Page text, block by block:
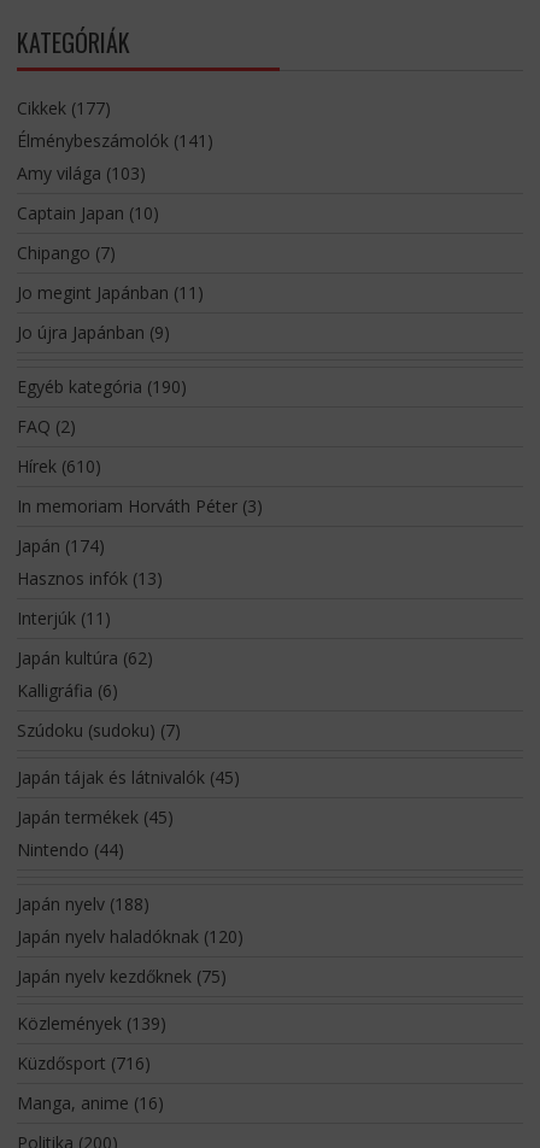
KATEGÓRIÁK
Cikkek(177)
Élménybeszámolók(141)
Amy világa (103)
Captain Japan (10)
Chipango (7)
Jo megint Japánban (11)
Jo újra Japánban (9)
Egyéb kategória (190)
FAQ (2)
Hírek(610)
In memoriam Horváth Péter(3)
Japán (174)
Hasznos infók(13)
Interjúk(11)
Japán kultúra (62)
Kalligráfia (6)
Szúdoku (sudoku) (7)
Japán tájak és látnivalók(45)
Japán termékek(45)
Nintendo (44)
Japán nyelv(188)
Japán nyelv haladóknak(120)
Japán nyelv kezdőknek(75)
Közlemények(139)
Küzdősport (716)
Manga, anime (16)
Politika (200)